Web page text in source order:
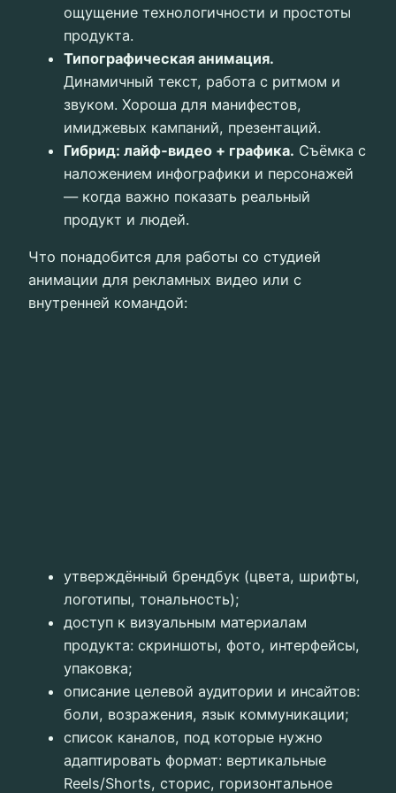
ощущение технологичности и простоты
продукта.
Типографическая анимация.
Динамичный текст, работа с ритмом и
звуком. Хороша для манифестов,
имиджевых кампаний, презентаций.
Гибрид: лайф‑видео + графика. Съёмка с
наложением инфографики и персонажей
— когда важно показать реальный
продукт и людей.
Что понадобится для работы со студией
анимации для рекламных видео или с
внутренней командой:
утверждённый брендбук (цвета, шрифты,
логотипы, тональность);
доступ к визуальным материалам
продукта: скриншоты, фото, интерфейсы,
упаковка;
описание целевой аудитории и инсайтов:
боли, возражения, язык коммуникации;
список каналов, под которые нужно
адаптировать формат: вертикальные
Reels/Shorts, сторис, горизонтальное